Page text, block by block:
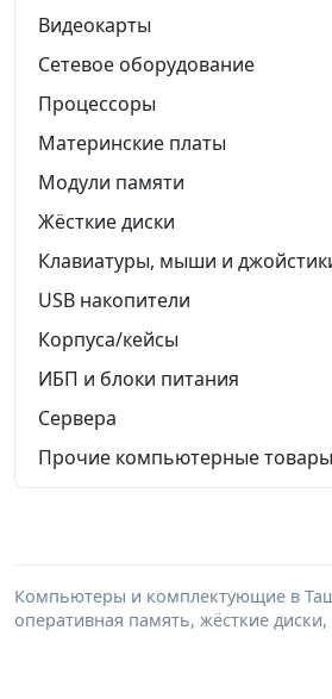
Видеокарты
Сетевое оборудование
Процессоры
Материнские платы
Модули памяти
Жёсткие диски
Клавиатуры, мыши и
USB накопители
Корпуса/кейсы
ИБП и блоки питания
Сервера
Прочие компьютерные товары
Компьютеры и комплектующие в
оперативная память, жёсткие